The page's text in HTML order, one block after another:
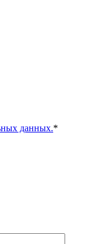
данных.*